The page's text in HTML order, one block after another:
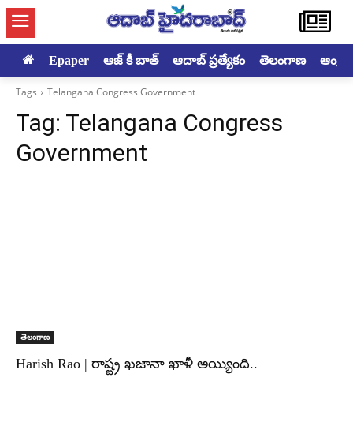
Epaper ఆజ్ కీ బాత్ ఆదాబ్ ప్రత్యేకం తెలంగాణ
Tags Telangana Congress Government
Tag: Telangana Congress
Government
తెలంగాణ
Harish Rao | రాష్ట్ర ఖజానా ఖాళీ అయ్యింది..